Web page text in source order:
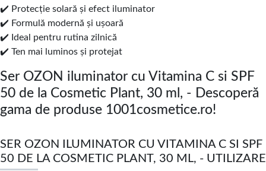
✔️ Protecție solară și efect iluminator
✔️ Formulă modernă și ușoară
✔️ Ideal pentru rutina zilnică
✔️ Ten mai luminos și protejat
Ser OZON iluminator cu Vitamina C si SPF
50 de la Cosmetic Plant, 30 ml, - Descoperă
gama de produse 1001cosmetice.ro!
SER OZON ILUMINATOR CU VITAMINA C SI SPF
50 DE LA COSMETIC PLANT, 30 ML, - UTILIZARE